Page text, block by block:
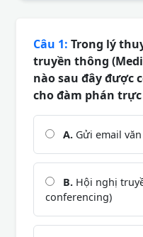
Câu 1: Trong lý
truyền thông
nào sau đây được
cho đàm phán
A. Gửi email
B. Hội nghị
conferencing)